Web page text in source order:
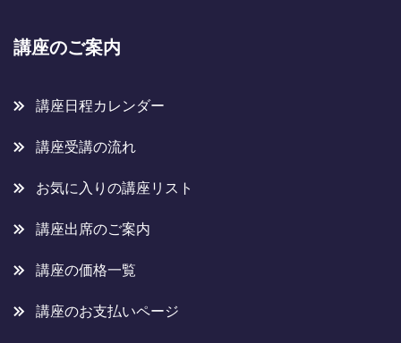
講座のご案内
講座日程カレンダー
講座受講の流れ
お気に入りの講座リスト
講座出席のご案内
講座の価格一覧
講座のお支払いページ